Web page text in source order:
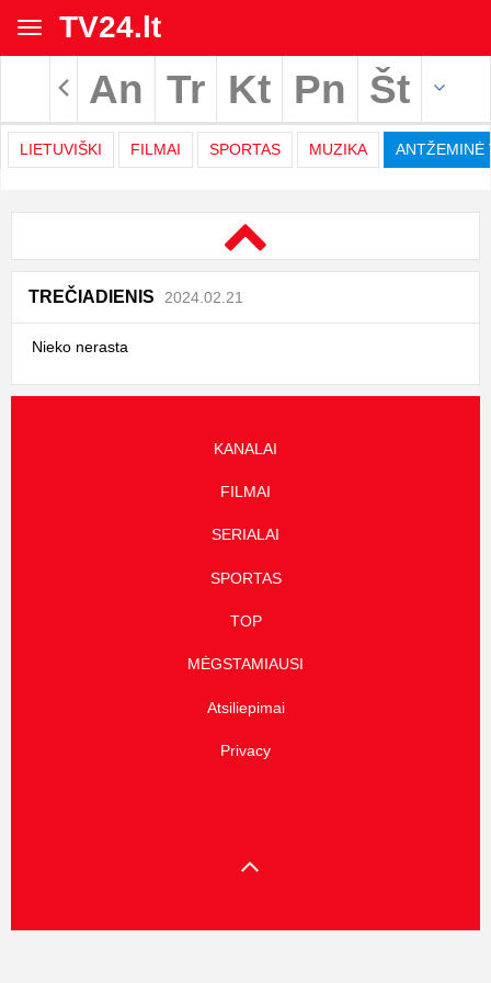
Toggle
navigation
TV24.lt
Rodyti archyvą
An Tr Kt Pn Št
LIETUVIŠKI FILMAI SPORTAS MUZIKA ANTŽEMINĖ
TV
programa
|
TV24.LT
TREČIADIENIS 2024.02.21
Nieko nerasta
KANALAI
FILMAI
SERIALAI
SPORTAS
TOP
MĖGSTAMIAUSI
Atsiliepimai
Privacy